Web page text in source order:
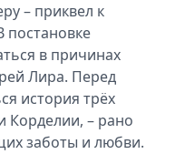
– приквел к
постановке
в причинах
Лира. Перед
история трёх
Корделии, – рано
заботы и любви.